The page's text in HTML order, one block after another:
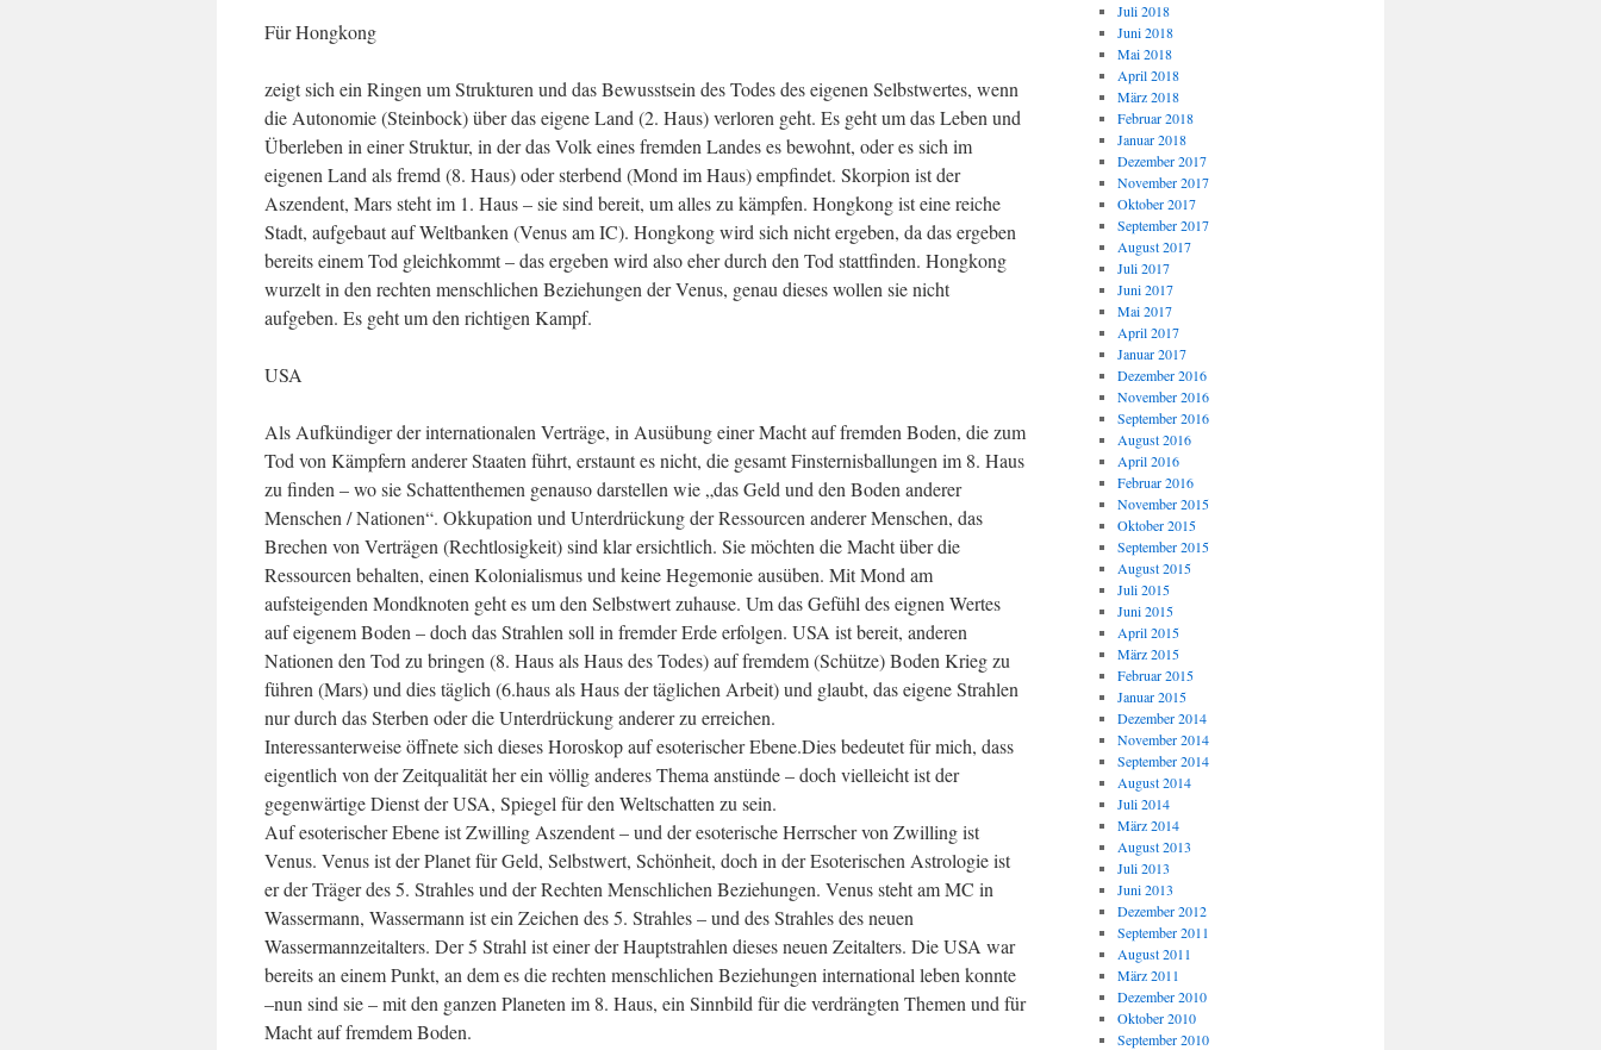
Für Hongkong
zeigt sich ein Ringen um Strukturen und das Bewusstsein des Todes des eigenen Selbstwertes, wenn
die Autonomie (Steinbock) über das eigene Land (2. Haus) verloren geht. Es geht um das Leben und
Überleben in einer Struktur, in der das Volk eines fremden Landes es bewohnt, oder es sich im
eigenen Land als fremd (8. Haus) oder sterbend (Mond im Haus) empfindet. Skorpion ist der
Aszendent, Mars steht im 1. Haus – sie sind bereit, um alles zu kämpfen. Hongkong ist eine reiche
Stadt, aufgebaut auf Weltbanken (Venus am IC). Hongkong wird sich nicht ergeben, da das ergeben
bereits einem Tod gleichkommt – das ergeben wird also eher durch den Tod stattfinden. Hongkong
wurzelt in den rechten menschlichen Beziehungen der Venus, genau dieses wollen sie nicht
aufgeben. Es geht um den richtigen Kampf.
USA
Als Aufkündiger der internationalen Verträge, in Ausübung einer Macht auf fremden Boden, die zum
Tod von Kämpfern anderer Staaten führt, erstaunt es nicht, die gesamt Finsternisballungen im 8. Haus
zu finden – wo sie Schattenthemen genauso darstellen wie „das Geld und den Boden anderer
Menschen / Nationen“. Okkupation und Unterdrückung der Ressourcen anderer Menschen, das
Brechen von Verträgen (Rechtlosigkeit) sind klar ersichtlich. Sie möchten die Macht über die
Ressourcen behalten, einen Kolonialismus und keine Hegemonie ausüben. Mit Mond am
aufsteigenden Mondknoten geht es um den Selbstwert zuhause. Um das Gefühl des eignen Wertes
auf eigenem Boden – doch das Strahlen soll in fremder Erde erfolgen. USA ist bereit, anderen
Nationen den Tod zu bringen (8. Haus als Haus des Todes) auf fremdem (Schütze) Boden Krieg zu
führen (Mars) und dies täglich (6.haus als Haus der täglichen Arbeit) und glaubt, das eigene Strahlen
nur durch das Sterben oder die Unterdrückung anderer zu erreichen.
Interessanterweise öffnete sich dieses Horoskop auf esoterischer Ebene.Dies bedeutet für mich, dass
eigentlich von der Zeitqualität her ein völlig anderes Thema anstünde – doch vielleicht ist der
gegenwärtige Dienst der USA, Spiegel für den Weltschatten zu sein.
Auf esoterischer Ebene ist Zwilling Aszendent – und der esoterische Herrscher von Zwilling ist
Venus. Venus ist der Planet für Geld, Selbstwert, Schönheit, doch in der Esoterischen Astrologie ist
er der Träger des 5. Strahles und der Rechten Menschlichen Beziehungen. Venus steht am MC in
Wassermann, Wassermann ist ein Zeichen des 5. Strahles – und des Strahles des neuen
Wassermannzeitalters. Der 5 Strahl ist einer der Hauptstrahlen dieses neuen Zeitalters. Die USA war
bereits an einem Punkt, an dem es die rechten menschlichen Beziehungen international leben konnte
–nun sind sie – mit den ganzen Planeten im 8. Haus, ein Sinnbild für die verdrängten Themen und für
Macht auf fremdem Boden.
Juli 2018
Juni 2018
Mai 2018
April 2018
März 2018
Februar 2018
Januar 2018
Dezember 2017
November 2017
Oktober 2017
September 2017
August 2017
Juli 2017
Juni 2017
Mai 2017
April 2017
Januar 2017
Dezember 2016
November 2016
September 2016
August 2016
April 2016
Februar 2016
November 2015
Oktober 2015
September 2015
August 2015
Juli 2015
Juni 2015
April 2015
März 2015
Februar 2015
Januar 2015
Dezember 2014
November 2014
September 2014
August 2014
Juli 2014
März 2014
August 2013
Juli 2013
Juni 2013
Dezember 2012
September 2011
August 2011
März 2011
Dezember 2010
Oktober 2010
September 2010